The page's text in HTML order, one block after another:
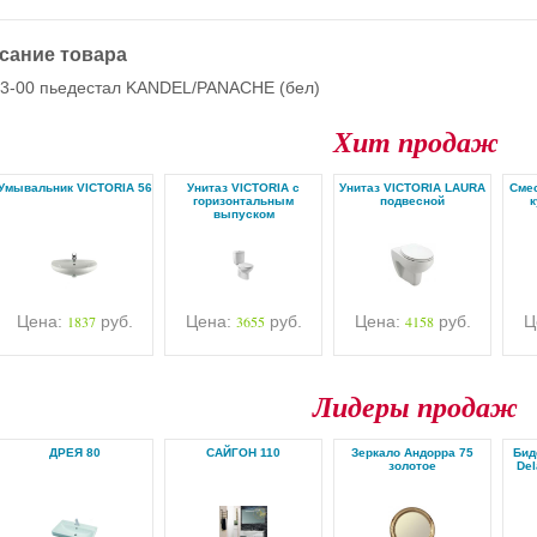
товара
00 пьедестал KANDEL/PANACHE (бел)
Хит продаж
VICTORIA 56
Цена: 1837руб.
Унитаз VICTORIA с
горизонтальным
выпуском
Цена: 3655руб.
Унитаз VICTORIA LAURA
подвесной
Цена: 4158руб.
Лидеры продаж
ДРЕЯ 80 САЙГОН 110
Зеркало Андорра 75
золотое